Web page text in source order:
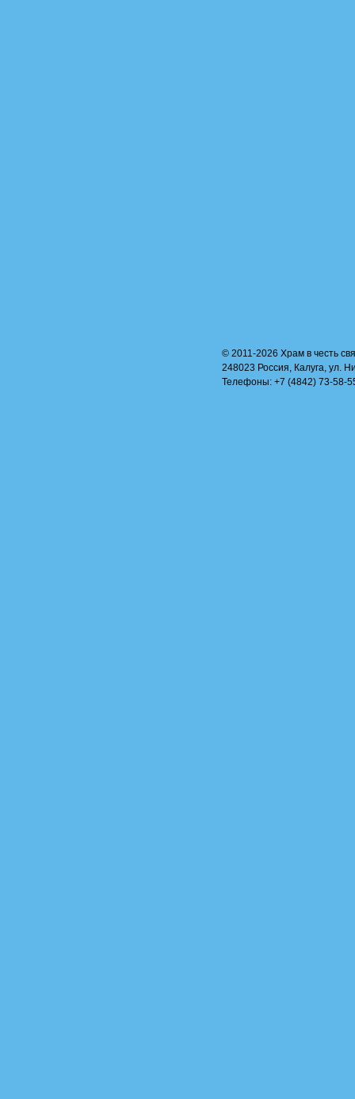
© 2011-2026 Храм в честь
248023 Россия, Калуга, ул.
Телефоны: +7 (4842) 73-58-